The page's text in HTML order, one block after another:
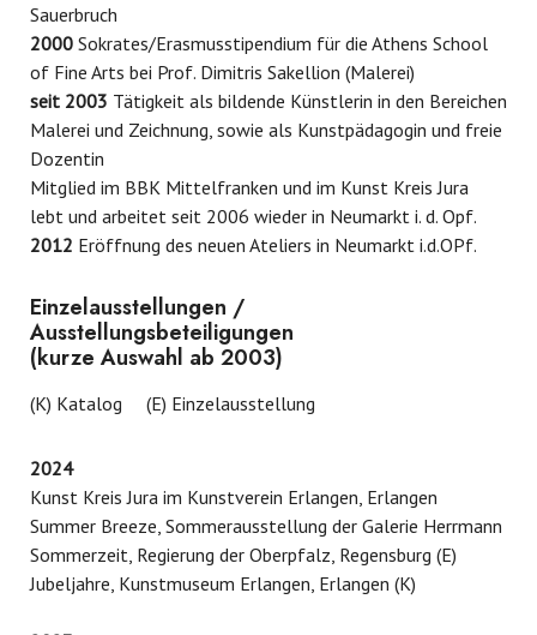
Sauerbruch
2000 Sokrates/Erasmusstipendium für die Athens School
of Fine Arts bei Prof. Dimitris Sakellion (Malerei)
seit 2003 Tätigkeit als bildende Künstlerin in den Bereichen
Malerei und Zeichnung, sowie als Kunstpädagogin und freie
Dozentin
Mitglied im BBK Mittelfranken und im Kunst Kreis Jura
lebt und arbeitet seit 2006 wieder in Neumarkt i. d. Opf.
2012 Eröffnung des neuen Ateliers in Neumarkt i.d.OPf.
Einzelausstellungen /
Ausstellungsbeteiligungen
(kurze Auswahl ab 2003)
(K) Katalog (E) Einzelausstellung
2024
Kunst Kreis Jura im Kunstverein Erlangen, Erlangen
Summer Breeze, Sommerausstellung der Galerie Herrmann
Sommerzeit, Regierung der Oberpfalz, Regensburg (E)
Jubeljahre, Kunstmuseum Erlangen, Erlangen (K)